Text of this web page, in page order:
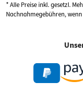
* Alle Preise inkl. gesetzl.
Nachnahmegebühren,